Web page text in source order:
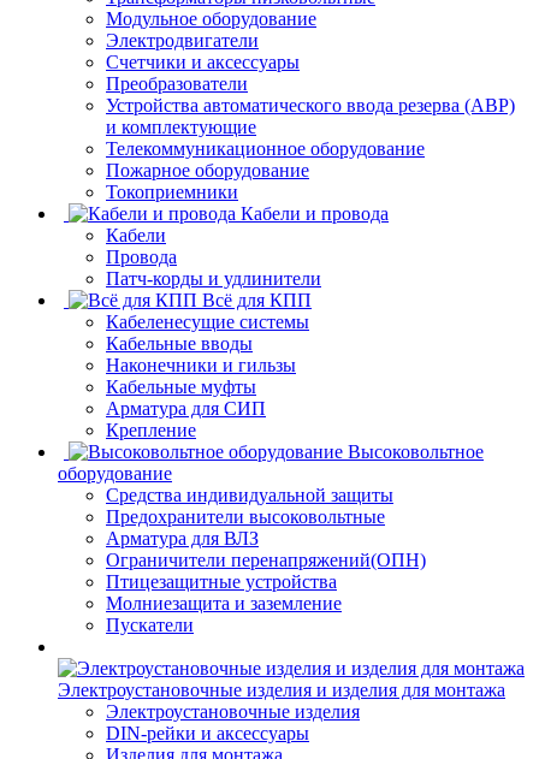
Модульное оборудование
Электродвигатели
Счетчики и аксессуары
Преобразователи
Устройства автоматического ввода резерва (АВР)
и комплектующие
Телекоммуникационное оборудование
Пожарное оборудование
Токоприемники
Кабели и провода
Кабели
Провода
Патч-корды и удлинители
Всё для КПП
Кабеленесущие системы
Кабельные вводы
Наконечники и гильзы
Кабельные муфты
Арматура для СИП
Крепление
Высоковольтное
оборудование
Средства индивидуальной защиты
Предохранители высоковольтные
Арматура для ВЛЗ
Ограничители перенапряжений(ОПН)
Птицезащитные устройства
Молниезащита и заземление
Пускатели
Электроустановочные изделия и изделия для монтажа
Электроустановочные изделия
DIN-рейки и аксессуары
Изделия для монтажа